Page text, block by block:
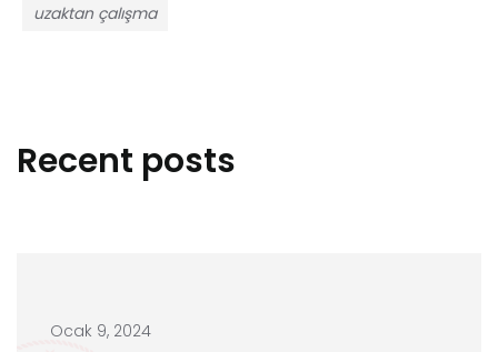
uzaktan çalışma
Recent posts
Ocak 9, 2024